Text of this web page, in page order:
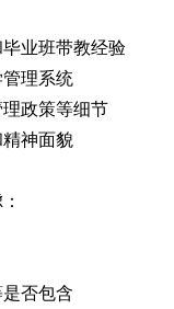
毕业班带教经验
管理系统
理政策等细节
神面貌
否包含